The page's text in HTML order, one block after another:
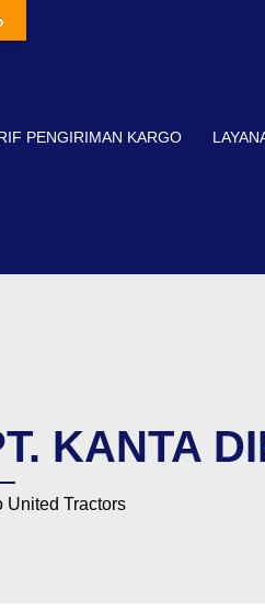
PENGIRIMAN KARGO
KANTA
Tractors